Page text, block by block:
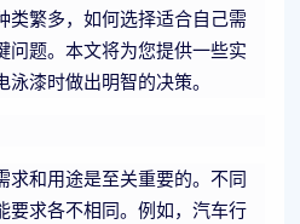
类繁多，如何选择适合自己需
问题。本文将为您提供一些实
漆时做出明智的决策。
求和用途是至关重要的。不同
要求各不相同。例如，汽车行